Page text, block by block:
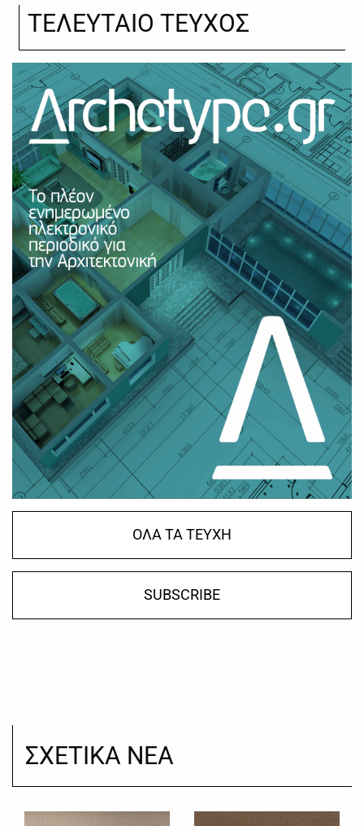
ΤΕΛΕΥΤΑΙΟ ΤΕΥΧΟΣ
ΟΛΑ ΤΑ ΤΕΥΧΗ
SUBSCRIBE
ΣΧΕΤΙΚΑ ΝΕΑ